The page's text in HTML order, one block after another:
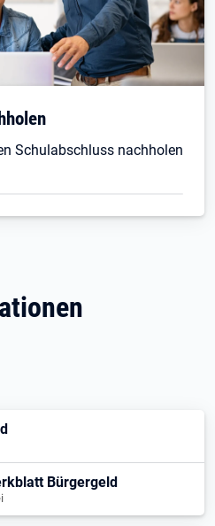
Schulabschluss nachholen
Bürgergeld